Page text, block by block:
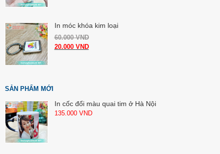
In móc khóa kim loại
60.000VND
20.000 VND
SẢN PHẨM MỚI
In cốc đổi màu quai tim ở Hà Nội
135.000 VND